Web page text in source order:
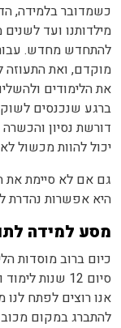
כשמדובר בלמידה,
מילדותנו ועד
להתחדש מחדש. עבור
מוקדם, ואת התעוזה
את הלימודים
ברגע שנכנסים
דורשת נסיון
יכול להוות מכשול
גם אם לא סיימת את
היא אפשרות נהדרת
מסע למידה
כיום ברוב מוסדות
סיום 12
אנו רוצים לפתח
להתברג במקום